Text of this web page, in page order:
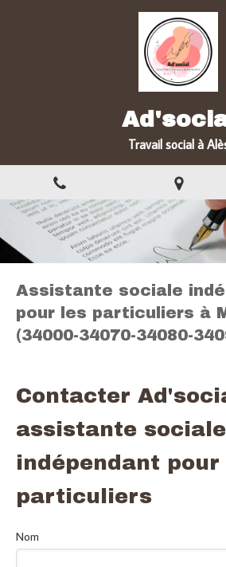
Travail social à
Assistante sociale
pour les particuliers à
(34000-34070-34080-
Contacter
assistante sociale
indépendant pour
particuliers
Nom